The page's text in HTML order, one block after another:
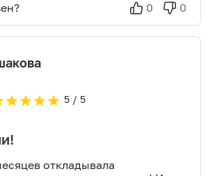
0 0
5/ 5
откладывала